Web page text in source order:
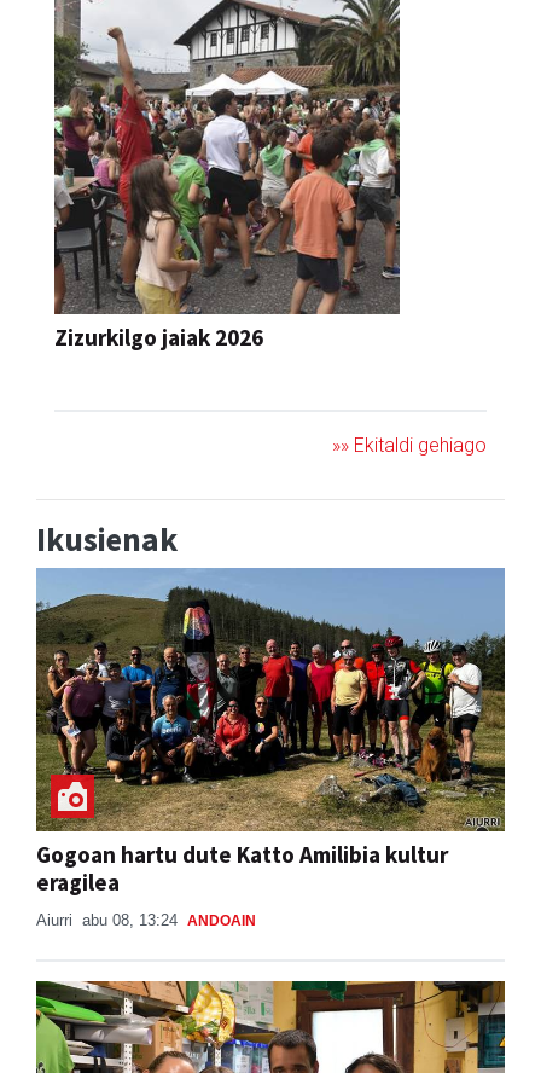
Zizurkilgo jaiak 2026
»» Ekitaldi gehiago
Ikusienak
Gogoan hartu dute Katto Amilibia kultur
eragilea
Aiurri abu 08, 13:24 ANDOAIN